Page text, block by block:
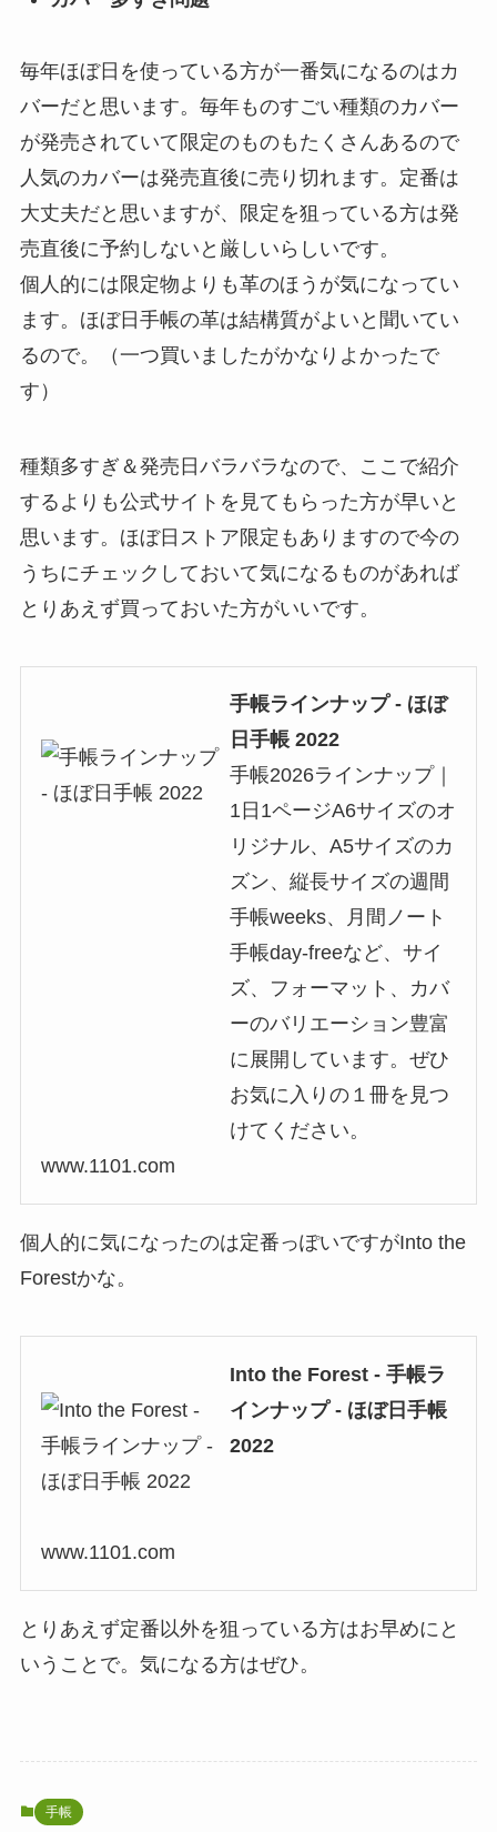
毎年ほぼ日を使っている方が一番気になるのはカ
バーだと思います。毎年ものすごい種類のカバー
が発売されていて限定のものもたくさんあるので
人気のカバーは発売直後に売り切れます。定番は
大丈夫だと思いますが、限定を狙っている方は発
売直後に予約しないと厳しいらしいです。
個人的には限定物よりも革のほうが気になってい
ます。ほぼ日手帳の革は結構質がよいと聞いてい
るので。（一つ買いましたがかなりよかったで
す）
種類多すぎ＆発売日バラバラなので、ここで紹介
するよりも公式サイトを見てもらった方が早いと
思います。ほぼ日ストア限定もありますので今の
うちにチェックしておいて気になるものがあれば
とりあえず買っておいた方がいいです。
手帳ラインナップ - ほぼ
日手帳 2022
手帳2026ラインナップ｜
1日1ページA6サイズのオ
リジナル、A5サイズのカ
ズン、縦長サイズの週間
手帳weeks、月間ノート
手帳day-freeなど、サイ
ズ、フォーマット、カバ
ーのバリエーション豊富
に展開しています。ぜひ
お気に入りの１冊を見つ
けてください。
www.1101.com
個人的に気になったのは定番っぽいですがInto the
Forestかな。
Into the Forest - 手帳ラ
インナップ - ほぼ日手帳
2022
www.1101.com
とりあえず定番以外を狙っている方はお早めにと
いうことで。気になる方はぜひ。
手帳